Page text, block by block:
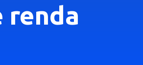
renda